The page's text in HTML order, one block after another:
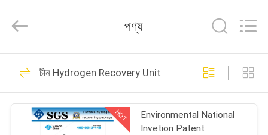
পণ্য
Technology
Co.,Ltd.
Reserved.
PSA Nitrogen
Generator
175
পণ্য
চীন Hydrogen Recovery Unit
HOT
Environmental National
Invetion Patent